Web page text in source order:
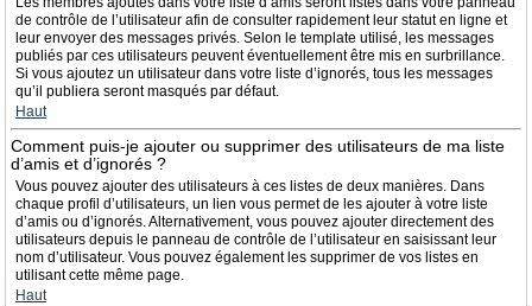
de contrôle de l’utilisateur afin de consulter rapidement leur statut en ligne et
leur envoyer des messages privés. Selon le template utilisé, les messages
publiés par ces utilisateurs peuvent éventuellement être mis en surbrillance.
Si vous ajoutez un utilisateur dans votre liste d’ignorés, tous les messages
qu’il publiera seront masqués par défaut.
Haut
Comment puis-je ajouter ou supprimer des utilisateurs de ma liste
d’amis et d’ignorés ?
Vous pouvez ajouter des utilisateurs à ces listes de deux manières. Dans
chaque profil d’utilisateurs, un lien vous permet de les ajouter à votre liste
d’amis ou d’ignorés. Alternativement, vous pouvez ajouter directement des
utilisateurs depuis le panneau de contrôle de l’utilisateur en saisissant leur
nom d’utilisateur. Vous pouvez également les supprimer de vos listes en
utilisant cette même page.
Haut